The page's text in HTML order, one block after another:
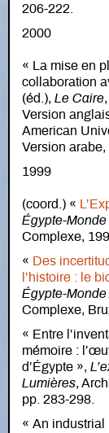
206-222.
2000
« La mise en
collaboration
(éd.), Le Caire
Version
American
Version arabe,
1999
(coord.) «
Égypte-
Complexe,
« Des
l’histoire : le
Égypte-Monde
Complexe,
« Entre
mémoire :
d’Égypte »,
Lumières,
pp. 283-298.
« An industrial